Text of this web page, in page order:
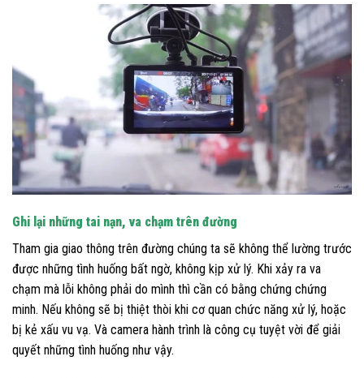
Ghi lại những tai nạn, va chạm trên đường
Tham gia giao thông trên đường chúng ta sẽ không thể lường trước
được những tình huống bất ngờ, không kịp xử lý. Khi xảy ra va
chạm mà lỗi không phải do mình thì cần có bằng chứng chứng
minh. Nếu không sẽ bị thiệt thòi khi cơ quan chức năng xử lý, hoặc
bị kẻ xấu vu vạ. Và camera hành trình là công cụ tuyệt vời để giải
quyết những tình huống như vậy.